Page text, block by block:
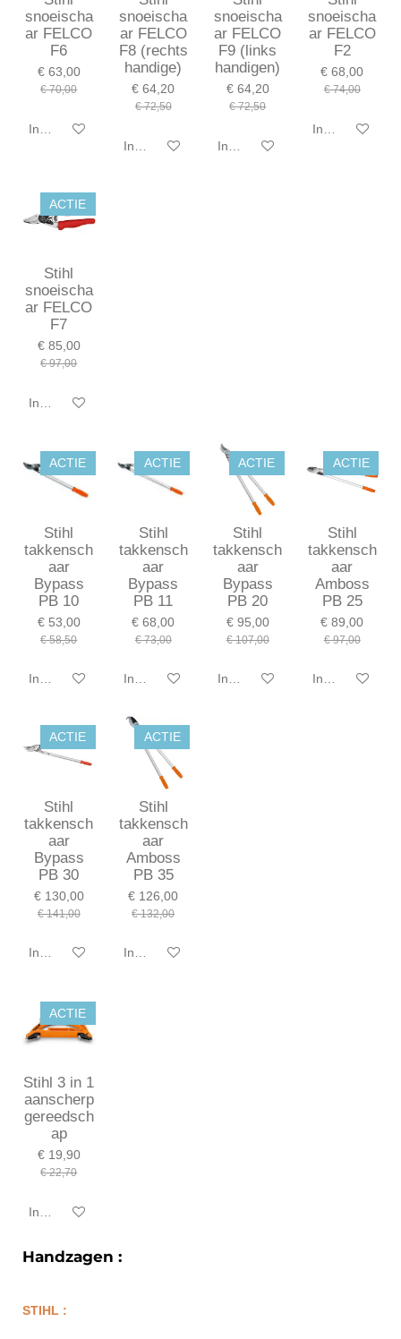
snoeischa
ar FELCO
F6
€ 63,00
€ 70,00
In winkelwagen
snoeischa
ar FELCO
F8 (rechts
handige)
€ 64,20
€ 72,50
In winkelwagen
snoeischa
ar FELCO
F9 (links
handigen)
€ 64,20
€ 72,50
In winkelwagen
snoeischa
ar FELCO
F2
€ 68,00
€ 74,00
In winkelwagen
ACTIE
Stihl
snoeischa
ar FELCO
F7
€ 85,00
€ 97,00
In winkelwagen
ACTIE
Stihl
takkensch
aar
Bypass
PB 10
€ 53,00
€ 58,50
In winkelwagen
ACTIE
Stihl
takkensch
aar
Bypass
PB 11
€ 68,00
€ 73,00
In winkelwagen
ACTIE
Stihl
takkensch
aar
Bypass
PB 20
€ 95,00
€ 107,00
In winkelwagen
ACTIE
Stihl
takkensch
aar
Amboss
PB 25
€ 89,00
€ 97,00
In winkelwagen
ACTIE
Stihl
takkensch
aar
Bypass
PB 30
€ 130,00
€ 141,00
In winkelwagen
ACTIE
Stihl
takkensch
aar
Amboss
PB 35
€ 126,00
€ 132,00
In winkelwagen
ACTIE
Stihl 3 in 1
aanscherp
gereedsch
ap
€ 19,90
€ 22,70
In winkelwagen
Handzagen :
STIHL :